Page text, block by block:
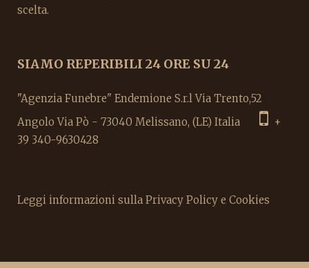
scelta.
SIAMO REPERIBILI 24 ORE SU 24
"Agenzia Funebre" Endemione S.r.l Via Trento,52
Angolo Via Pò - 73040 Melissano, (LE) Italia
+
39 340-9630428
Leggi informazioni sulla Privacy Policy e Cookies